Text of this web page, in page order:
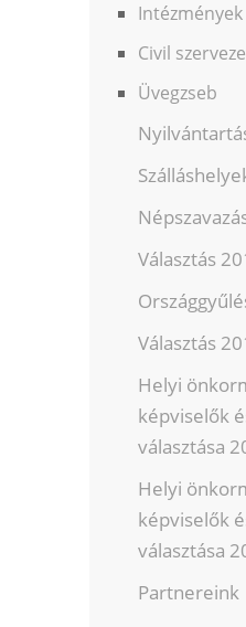
Intézmények
Civil
Üvegzseb
Választás
Választás
Helyi
képviselők
választása
Helyi
képviselők
választása
Partnereink